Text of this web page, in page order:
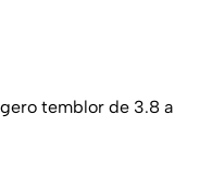
temblor de 3.8 a